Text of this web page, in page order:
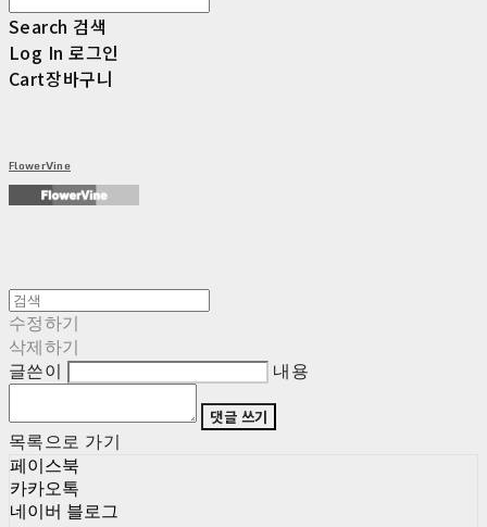
Search 검색
Log In 로그인
Cart장바구니
FlowerVine
수정하기
삭제하기
글쓴이
내용
댓글 쓰기
목록으로 가기
페이스북
카카오톡
네이버 블로그